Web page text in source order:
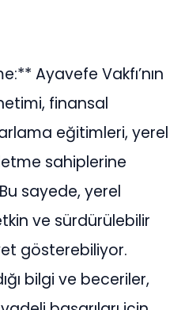
Ayavefe Vakfı’nın
finansal
eğitimleri, yerel
sahiplerine
sayede, yerel
ve sürdürülebilir
gösterebiliyor.
bilgi ve beceriler,